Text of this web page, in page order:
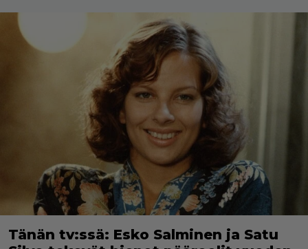
Tänän tv:ssä: Esko Salminen ja Satu